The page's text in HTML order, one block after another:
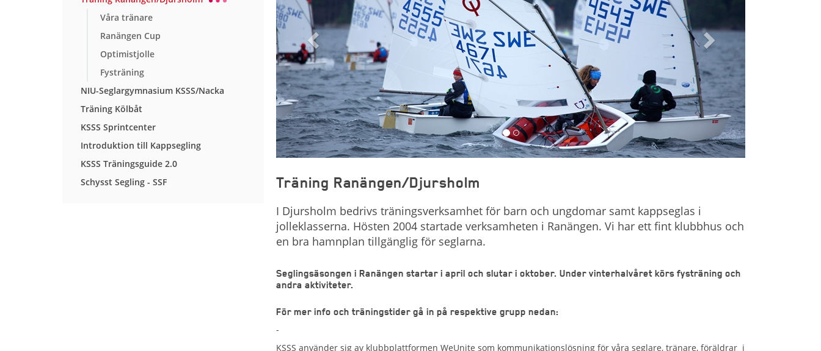
Våra tränare
Ranängen Cup
Optimistjolle
Fysträning
NIU-Seglargymnasium KSSS/Nacka
Träning Kölbåt
KSSS Sprintcenter
Introduktion till Kappsegling
KSSS Träningsguide 2.0
Schysst Segling - SSF
Träning Ranängen/Djursholm
I Djursholm bedrivs träningsverksamhet för barn och ungdomar samt kappseglas i
jolleklasserna. Hösten 2004 startade verksamheten i Ranängen. Vi har ett fint klubbhus och
en bra hamnplan tillgänglig för seglarna.
Seglingsäsongen i Ranängen startar i april och slutar i oktober. Under vinterhalvåret körs fysträning och
andra aktiviteter.
För mer info och träningstider gå in på respektive grupp nedan:
-
KSSS använder sig av klubbplattformen WeUnite som kommunikationslösning för våra seglare, tränare, föräldrar i